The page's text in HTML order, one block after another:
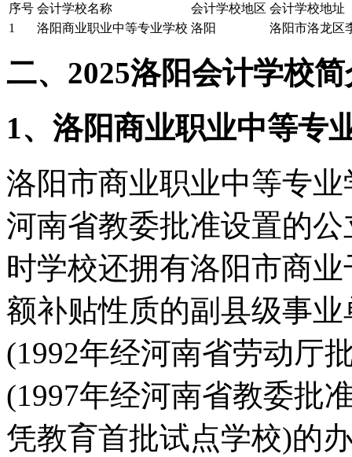
序号 会计学校名称 会计学校地区 会计学校地址
1
洛阳商业职业中等专业学校 洛阳 洛阳市洛龙区
二、2025洛阳会计学校
1、洛阳商业职业中等专
洛阳市商业职业中等专
河南省教委批准设置的
时学校还拥有洛阳市商
额补贴性质的副县级事
(1992年经河南省劳动厅
(1997年经河南省教委批
凭教育首批试点学校)的